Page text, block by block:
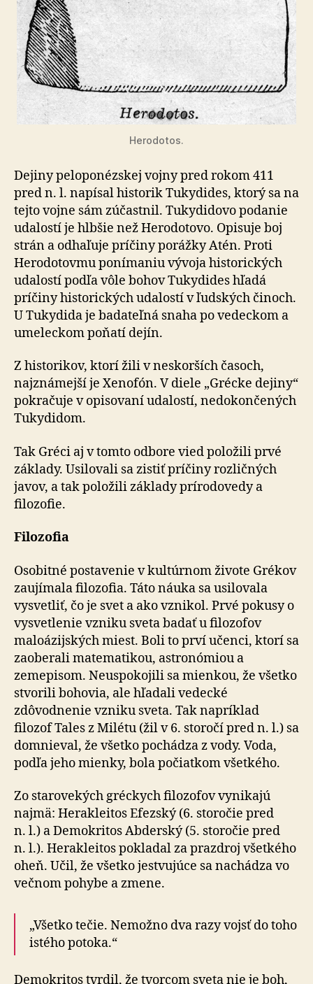
Herodotos.
Dejiny peloponézskej vojny pred rokom 411
pred n. l. napísal historik Tukydides, ktorý sa na
tejto vojne sám zúčastnil. Tukydidovo podanie
udalostí je hlbšie než Herodotovo. Opisuje boj
strán a odhaľuje príčiny porážky Atén. Proti
Herodotovmu ponímaniu vývoja historických
udalostí podľa vôle bohov Tukydides hľadá
príčiny historických udalostí v ľudských činoch.
U Tukydida je badateľná snaha po vedeckom a
umeleckom poňatí dejín.
Z historikov, ktorí žili v neskorších časoch,
najznámejší je Xenofón. V diele „Grécke dejiny“
pokračuje v opisovaní udalostí, nedokončených
Tukydidom.
Tak Gréci aj v tomto odbore vied položili prvé
základy. Usilovali sa zistiť príčiny rozličných
javov, a tak položili základy prírodovedy a
filozofie.
Filozofia
Osobitné postavenie v kultúrnom živote Grékov
zaujímala filozofia. Táto náuka sa usilovala
vysvetliť, čo je svet a ako vznikol. Prvé pokusy o
vysvetlenie vzniku sveta badať u filozofov
maloázijských miest. Boli to prví učenci, ktorí sa
zaoberali matematikou, astronómiou a
zemepisom. Neuspokojili sa mienkou, že všetko
stvorili bohovia, ale hľadali vedecké
zdôvodnenie vzniku sveta. Tak napríklad
filozof Tales z Milétu (žil v 6. storočí pred n. l.) sa
domnieval, že všetko pochádza z vody. Voda,
podľa jeho mienky, bola počiatkom všetkého.
Zo starovekých gréckych filozofov vynikajú
najmä: Herakleitos Efezský (6. storočie pred
n. l.) a Demokritos Abderský (5. storočie pred
n. l.). Herakleitos pokladal za prazdroj všetkého
oheň. Učil, že všetko jestvujúce sa nachádza vo
večnom pohybe a zmene.
„Všetko tečie. Nemožno dva razy vojsť do toho
istého potoka.“
Demokritos tvrdil, že tvorcom sveta nie je boh,